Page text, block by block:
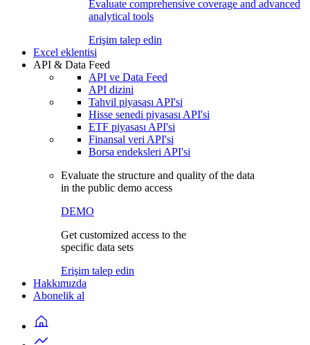
Evaluate comprehensive coverage and advanced
analytical tools
Erişim talep edin
Excel eklentisi
API & Data Feed
API ve Data Feed
API dizini
Tahvil piyasası API'si
Hisse senedi piyasası API'si
ETF piyasası API'si
Finansal veri API'si
Borsa endeksleri API'si
Evaluate the structure and quality of the data
in the public demo access
DEMO
Get customized access to the
specific data sets
Erişim talep edin
Hakkımızda
Abonelik al